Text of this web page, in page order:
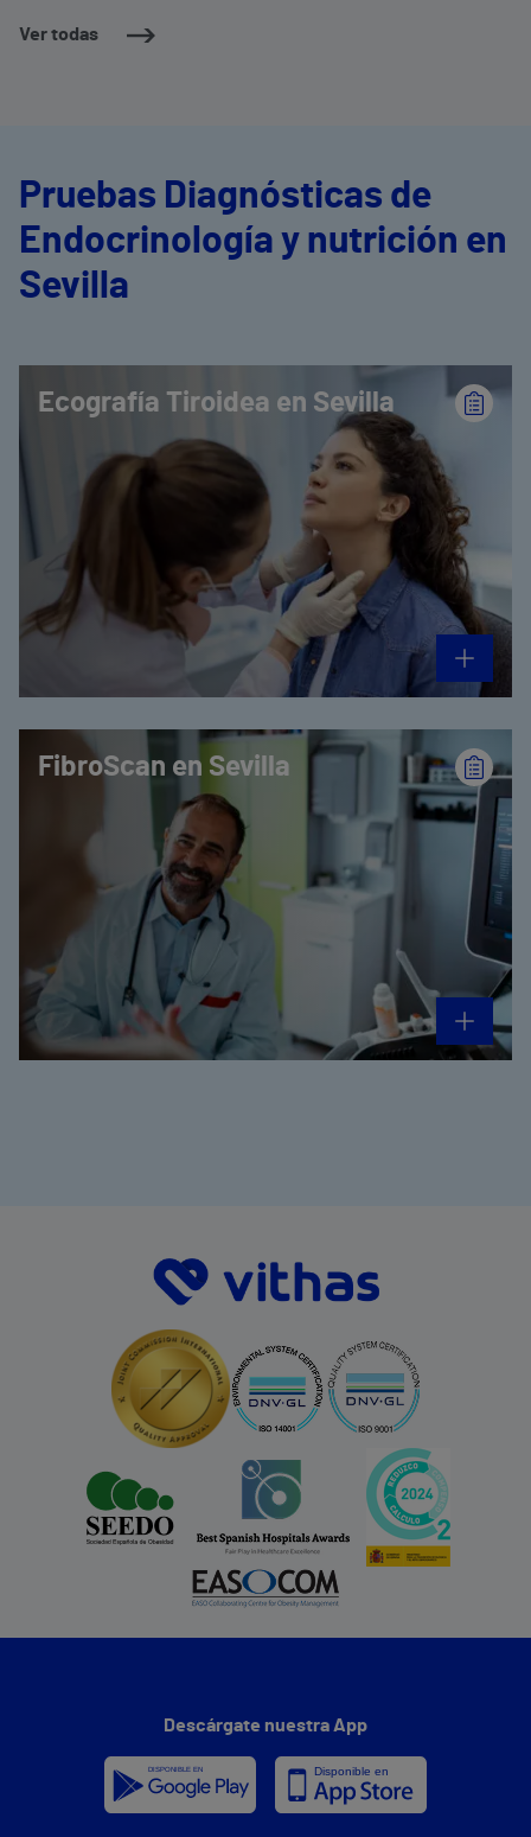
Ver todas
Pruebas Diagnósticas de
Endocrinología y nutrición en
Sevilla
Ecografía Tiroidea en Sevilla
FibroScan en Sevilla
Descárgate nuestra App